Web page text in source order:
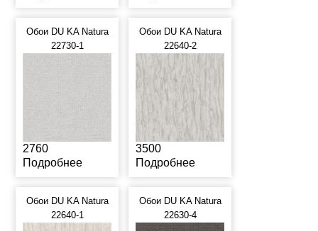
Обои DU KA Natura
22730-1
2760
Подробнее
Обои DU KA Natura
22640-2
3500
Подробнее
Обои DU KA Natura
22640-1
Обои DU KA Natura
22630-4